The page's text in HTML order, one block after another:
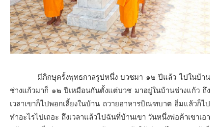
มีภิกษุครั้งพุทธกาลรูปหนึ่ง บวชมา ๑๒ ปีแล้ว ไปในบ้าน
ช่างแก้วมาก็ ๑๒ ปีเหมือนกันตั้งแต่บวช มาอยู่ในบ้านช่างแก้ว ถึง
เวลาเขาก็ไปพอกเลี้ยงในบ้าน ถวายอาหารบิณฑบาต อิ่มแล้วก็ไป
ทำอะไรไปเถอะ ถึงเวลาแล้วไปฉันที่บ้านเขา วันหนึ่งพ่อค้าเขาเอา